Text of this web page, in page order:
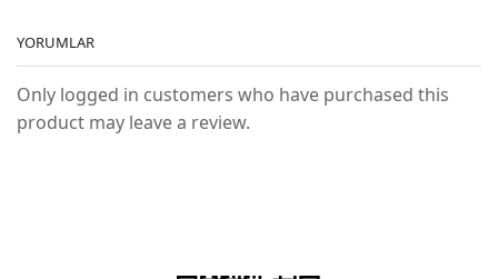
YORUMLAR
Only logged in customers who have purchased this
product may leave a review.